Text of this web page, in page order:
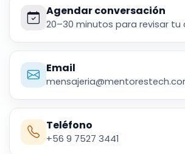
Agendar conversación
20–30 minutos para revisar tu
Email
Teléfono
+56 9 7527 3441